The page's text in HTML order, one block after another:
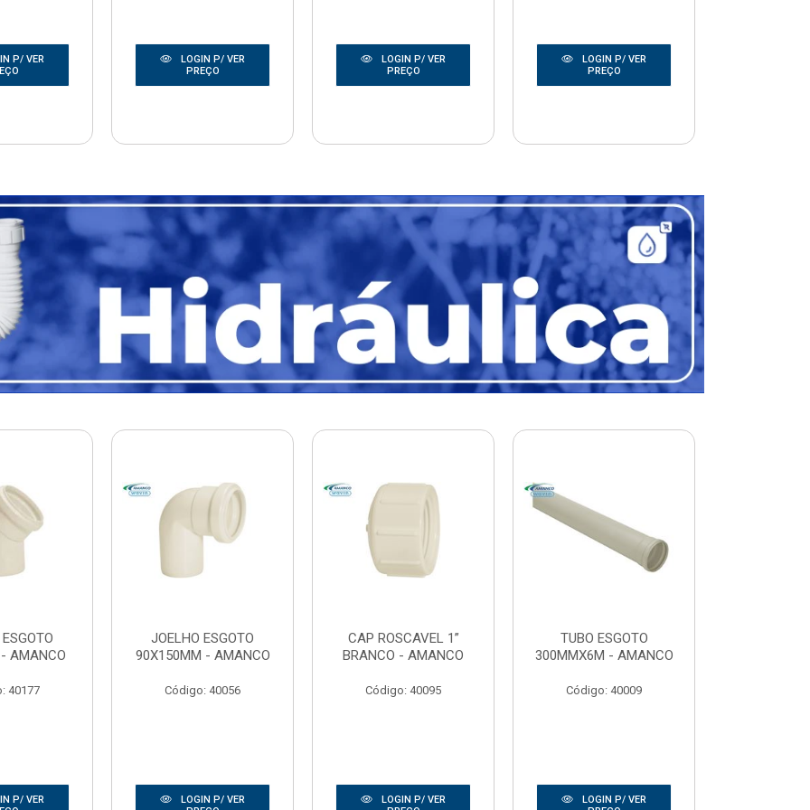
P/ VER
LOGIN P/ VER
PREÇO
LOGIN P/ VER
PREÇO
LOGIN P/ VER
PREÇO
AMANCO
40177
P/ VER
JOELHO ESGOTO
90X150MM - AMANCO
Código: 40056
LOGIN P/ VER
CAP ROSCAVEL 1”
BRANCO - AMANCO
Código: 40095
LOGIN P/ VER
TUBO ESGOTO
300MMX6M - AMANCO
Código: 40009
LOGIN P/ VER